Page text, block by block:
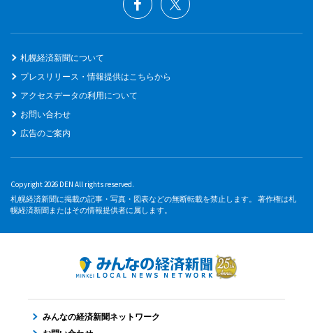
札幌経済新聞について
プレスリリース・情報提供はこちらから
アクセスデータの利用について
お問い合わせ
広告のご案内
Copyright 2026 DEN All rights reserved.
札幌経済新聞に掲載の記事・写真・図表などの無断転載を禁止します。 著作権は札
幌経済新聞またはその情報提供者に属します。
みんなの経済新聞ネットワーク